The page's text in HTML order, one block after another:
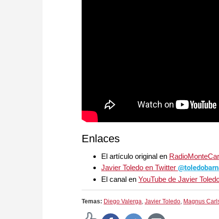
Enlaces
El artículo original en
Javier Toledo en Twitter
El canal en YouTube de Javier
Temas: Diego Valerga, Javier Toledo, Magnus